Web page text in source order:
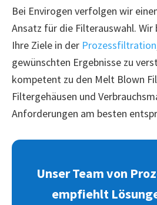
Bei Envirogen verfolgen wir
Ansatz für die Filterauswahl. Wir
Ihre Ziele in der Prozessfiltration
gewünschten Ergebnisse zu
kompetent zu den Melt Blown
Filtergehäusen und
Anforderungen am besten
Unser Team von
empfiehlt